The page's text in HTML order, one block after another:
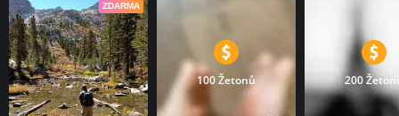
ZDARMA
100 Žetonů 200